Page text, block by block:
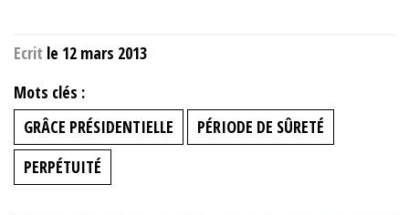
Ecrit le 12 mars 2013
Mots clés :
GRÂCE PRÉSIDENTIELLE
PÉRIODE DE SÛRETÉ
PERPÉTUITÉ